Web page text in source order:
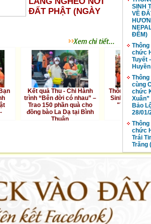
ĐẤT PHẬT (NGÀY
Kết quả Thu - Chi Hành
trình “Bên đời có nhau” –
Trao 150 phần quà cho
đồng bào La Dạ tại Bình
Thông báo: V/v Clb
Sinh tổ chức Hành
"Trái Tim Mùa Hiếu
Hạnh" 2019
SINH
VỀ
ĐÊM)
Thông
chức
Tuyết
Thông
cùng
chức
Xuân”
Bảo
28/01/
Thông
chức
Trái
Trăng